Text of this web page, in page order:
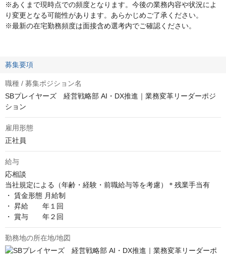
※あくまで現時点での頻度となります。今後の業務内容や状況によ
り変更となる可能性があります。あらかじめご了承ください。
※最新の在宅勤務頻度は面接含め選考内でご確認ください。
募集要項
職種 / 募集ポジション名
SBプレイヤーズ 経営戦略部 AI・DX推進｜業務変革リーダーポジ
ション
雇用形態
正社員
給与
応相談
当社規定による（年齢・経験・前職給与等を考慮）＊残業手当有
・ 賃金形態 月給制
・ 昇給       年１回
・ 賞与       年２回
勤務地の所在地/地図